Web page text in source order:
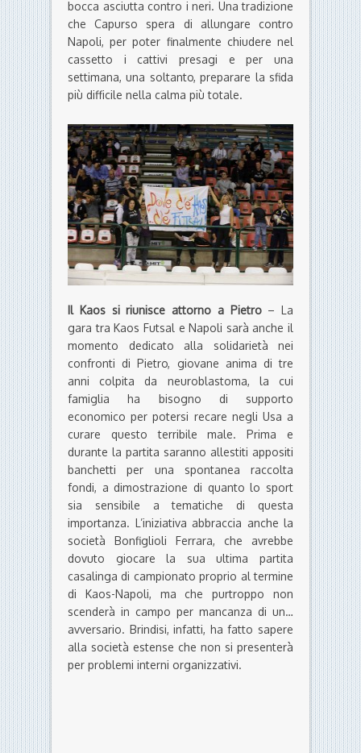
bocca asciutta contro i neri. Una tradizione
che Capurso spera di allungare contro
Napoli, per poter finalmente chiudere nel
cassetto i cattivi presagi e per una
settimana, una soltanto, preparare la sfida
più difficile nella calma più totale.
Il Kaos si riunisce attorno a Pietro– La
gara tra Kaos Futsal e Napoli sarà anche il
momento dedicato alla solidarietà nei
confronti di Pietro, giovane anima di tre
anni colpita da neuroblastoma, la cui
famiglia ha bisogno di supporto
economico per potersi recare negli Usa a
curare questo terribile male. Prima e
durante la partita saranno allestiti appositi
banchetti per una spontanea raccolta
fondi, a dimostrazione di quanto lo sport
sia sensibile a tematiche di questa
importanza. L’iniziativa abbraccia anche la
società Bonfiglioli Ferrara, che avrebbe
dovuto giocare la sua ultima partita
casalinga di campionato proprio al termine
di Kaos-Napoli, ma che purtroppo non
scenderà in campo per mancanza di un…
avversario. Brindisi, infatti, ha fatto sapere
alla società estense che non si presenterà
per problemi interni organizzativi.